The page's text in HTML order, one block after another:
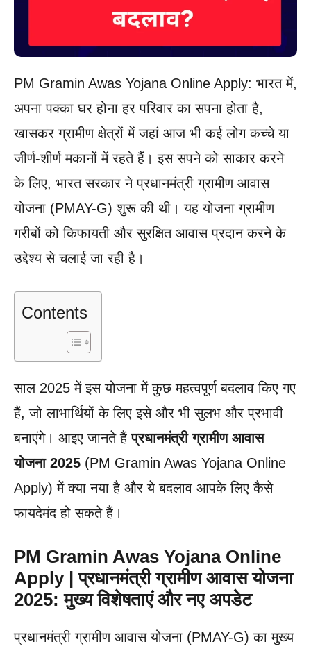
PM Gramin Awas Yojana Online Apply: भारत में,
अपना पक्का घर होना हर परिवार का सपना होता है,
खासकर ग्रामीण क्षेत्रों में जहां आज भी कई लोग कच्चे या
जीर्ण-शीर्ण मकानों में रहते हैं। इस सपने को साकार करने
के लिए, भारत सरकार ने प्रधानमंत्री ग्रामीण आवास
योजना (PMAY-G) शुरू की थी। यह योजना ग्रामीण
गरीबों को किफायती और सुरक्षित आवास प्रदान करने के
उद्देश्य से चलाई जा रही है।
Contents
साल 2025 में इस योजना में कुछ महत्वपूर्ण बदलाव किए गए
हैं, जो लाभार्थियों के लिए इसे और भी सुलभ और प्रभावी
बनाएंगे। आइए जानते हैंप्रधानमंत्री ग्रामीण आवास
योजना 2025 (PM Gramin Awas Yojana Online
Apply) में क्या नया है और ये बदलाव आपके लिए कैसे
फायदेमंद हो सकते हैं।
PM Gramin Awas Yojana Online
Apply| प्रधानमंत्री ग्रामीण आवास योजना
2025: मुख्य विशेषताएं और नए अपडेट
प्रधानमंत्री ग्रामीण आवास योजना (PMAY-G) का मुख्य